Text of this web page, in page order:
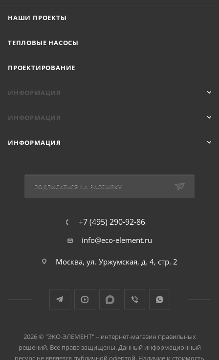
НАШИ ПРОЕКТЫ
ТЕПЛОВЫЕ НАСОСЫ
ПРОЕКТИРОВАНИЕ
ИНФОРМАЦИЯ
ИНФОРМАЦИЯ
ИНФОРМАЦИЯ
ПОДПИСАТЬСЯ НА РАССЫЛКУ
+7 (495) 290-92-86
info@eco-element.ru
Москва, ул. Уржумская, д. 4, стр. 2
2026 © "ЭКО-ЭЛЕМЕНТ" – интернет-магазин правильных
решений. Все права защищены. Данный информационный
ресурс не является публичной офертой. Наличие и стоимость